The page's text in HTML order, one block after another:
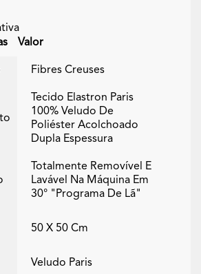
Valor
Fibres Creuses
Tecido Elastron Paris
100% Veludo De
Poliéster Acolchoado
Dupla Espessura
Totalmente Removível E
Lavável Na Máquina Em
30° "programa De Lã"
50 X 50 Cm
Veludo Paris